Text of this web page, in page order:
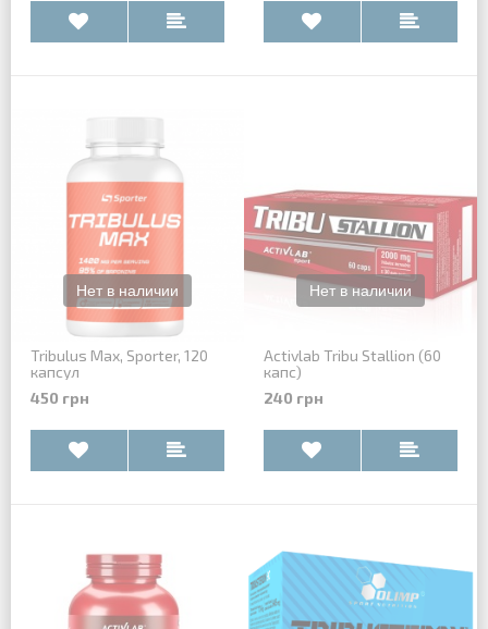
Tribulus Max, Sporter, 120
капсул
450 грн
Activlab Tribu Stallion (60
капс)
240 грн